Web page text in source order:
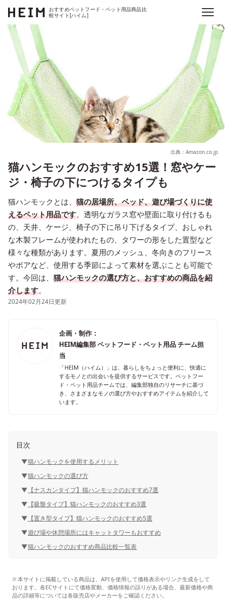
おすすめペットフード・ペット用品商品比
較サイト[ハイム]
出典：Amazon.co.jp
猫ハンモックのおすすめ15選！窓やケー
ジ・椅子の下につけるタイプも
猫ハンモックとは、 猫の居場所、ベッド、遊び場づくりに使
えるペット用品です。透明なガラス窓や壁面に取り付けるも
の、天井、ケージ、椅子の下に吊り下げるタイプ、おしゃれ
な木製フレームが使われたもの、タワーの形をした置型など
様々な種類があります。夏用のメッシュ、冬向きのフリース
やボアなど、使用する季節によって素材を選ぶことも可能で
す。今回は、 猫ハンモックの選び方と、おすすめの商品を紹
介します。
2024年02月24日更新
企画・制作：
HEIM編集部 ペットフード・ペット用品 チーム担
当
「HEIM（ハイム）」は、暮らしをちょっと便利に、快適に
するモノとの出会いを提供するサービスです。ペットフー
ド・ペット用品チームでは、編集部独自のリサーチに基づ
き、さまざまなモノの選び方やおすすめアイテムを紹介して
います。
目次
猫ハンモックを使用するメリット
猫ハンモックの選び方
【ナスカンタイプ】猫ハンモックのおすすめ7選
【吸盤タイプ】猫ハンモックのおすすめ3選
【置き型タイプ】猫ハンモックのおすすめ5選
遊び場や休憩場所にはキャットタワーもおすすめ
猫ハンモックのおすすめ商品比較一覧表
本サイトに掲載している商品は、APIを使用して価格表示やリンク生成をして
おります。各ECサイトにて価格変動、価格情報の誤りがある場合、最新価格や商
品の詳細等については各販売店やメーカーをご確認ください。